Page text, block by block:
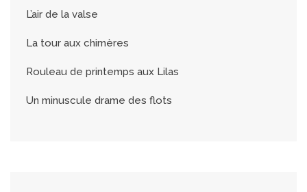
L’air de la valse
La tour aux chimères
Rouleau de printemps aux Lilas
Un minuscule drame des flots